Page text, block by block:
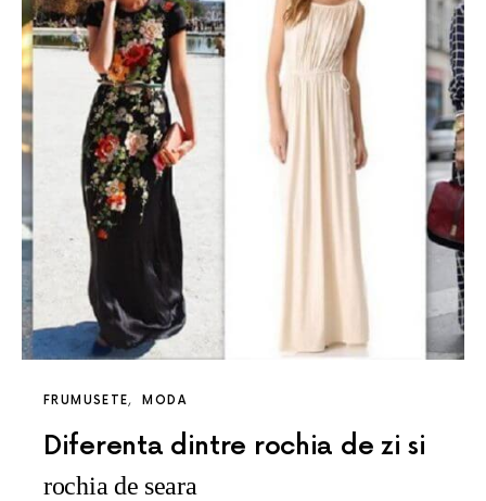
FRUMUSETE MODA
Diferenta dintre rochia de zi si
rochia de seara